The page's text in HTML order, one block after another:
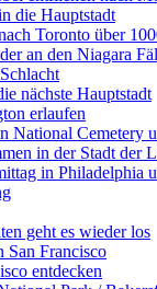
die Hauptstadt
Toronto über
an den Niagara
nächste Hauptstadt
erlaufen
National Cemetery
in der Stadt der
in Philadelphia
geht es wieder los
San Francisco
entdecken